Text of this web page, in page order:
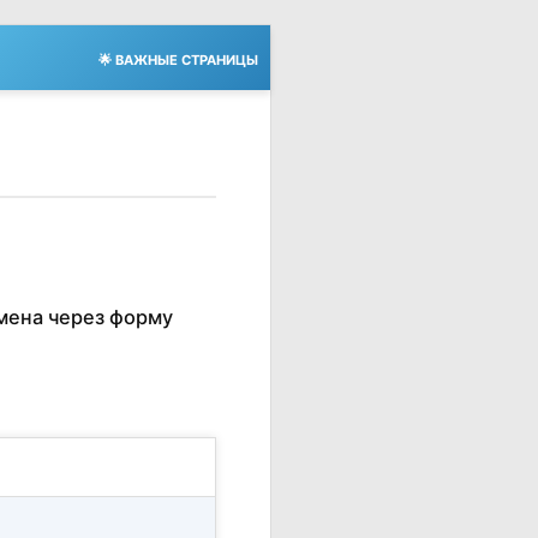
🌟 ВАЖНЫЕ СТРАНИЦЫ
через форму